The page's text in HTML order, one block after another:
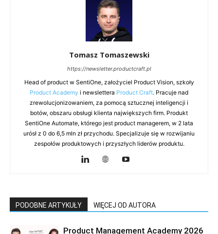
Tomasz Tomaszewski
https://newsletter.productcraft.pl
Head of product w SentiOne, założyciel Product Vision, szkoły
Product Academy i newslettera Product Craft. Pracuje nad
zrewolucjonizowaniem, za pomocą sztucznej inteligencji i
botów, obszaru obsługi klienta największych firm. Produkt
SentiOne Automate, którego jest product managerem, w 2 lata
urósł z 0 do 6,5 mln zł przychodu. Specjalizuje się w rozwijaniu
zespołów produktowych i przyszłych liderów produktu.
PODOBNE ARTYKUŁY WIĘCEJ OD AUTORA
Product Management Academy 2026